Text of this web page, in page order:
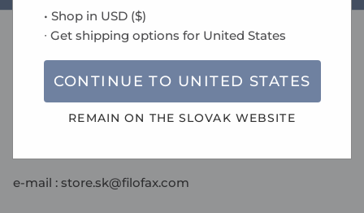
• Shop in USD($)
∙ Get shipping options for United States
CONTINUE TO UNITED STATES
REMAIN ON THE SLOVAK WEBSITE
oficiálny zástupca pre SR
Václav Čížek Slovakia s.r.o.
Stará Vajnorská 21B
e-mail : store.sk@filofax.com